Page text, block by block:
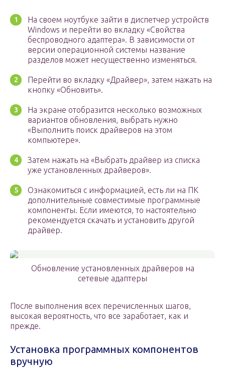
На своем ноутбуке зайти в диспетчер устройств
Windows и перейти во вкладку «Свойства
беспроводного адаптера». В зависимости от
версии операционной системы название
разделов может несущественно изменяться.
Перейти во вкладку «Драйвер», затем нажать на
кнопку «Обновить».
На экране отобразится несколько возможных
вариантов обновления, выбрать нужно
«Выполнить поиск драйверов на этом
компьютере».
Затем нажать на «Выбрать драйвер из списка
уже установленных драйверов».
Ознакомиться с информацией, есть ли на ПК
дополнительные совместимые программные
компоненты. Если имеются, то настоятельно
рекомендуется скачать и установить другой
драйвер.
Обновление установленных драйверов на
сетевые адаптеры
После выполнения всех перечисленных шагов,
высокая вероятность, что все заработает, как и
прежде.
Установка программных компонентов
вручную